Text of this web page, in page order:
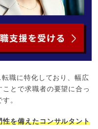
職に特化しており、幅広
とで求職者の要望に合っ
。
性を備えたコンサルタント